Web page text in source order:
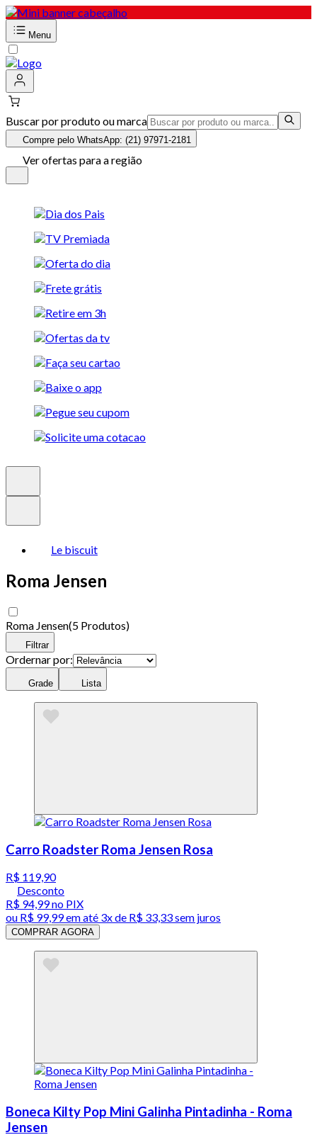
Menu
Buscar por produto ou marca
Compre pelo WhatsApp: (21) 97971-2181
Ver ofertas para a região
Le biscuit
Roma Jensen
Roma Jensen(5 Produtos)
Filtrar
Ordernar por:
Grade Lista
Carro Roadster Roma Jensen Rosa
R$ 119,90
Desconto
R$ 94,99no PIX
ou R$ 99,99em até 3x de R$ 33,33 sem juros
COMPRAR AGORA
Boneca Kilty Pop Mini Galinha Pintadinha - Roma
Jensen